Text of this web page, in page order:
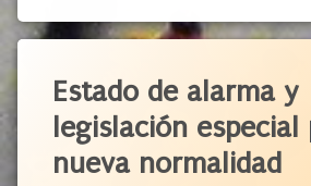
Praxis
Prevención
Recinto
Recursos
Sanitarios
Espacio
Espacio
Habitabilidad
Higiene
Estado de alarma y
legislación especial
nueva normalidad
Actividad
Económica
Acuerdo
Social
Castilla